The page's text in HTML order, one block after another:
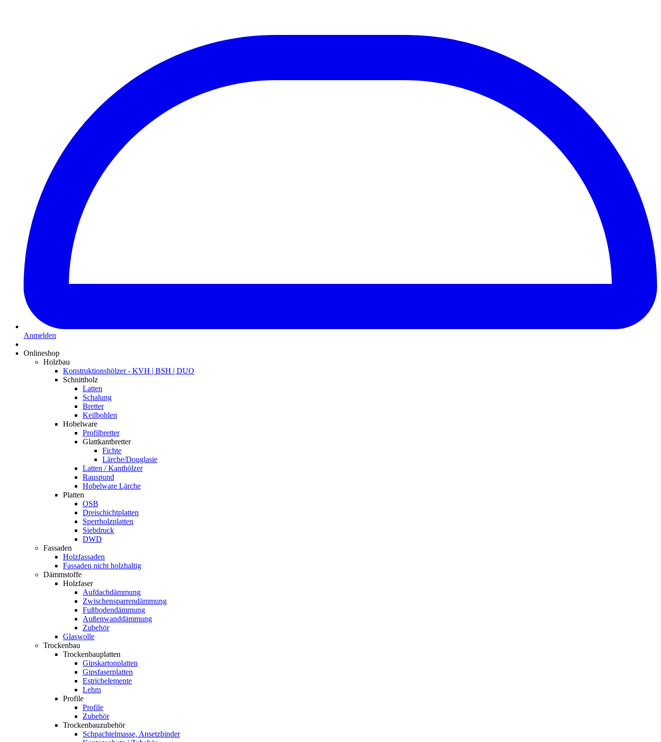
Anmelden
Onlineshop
Holzbau
Konstruktionshölzer - KVH | BSH | DUO
Schnittholz
Latten
Schalung
Bretter
Keilbohlen
Hobelware
Profilbretter
Glattkantbretter
Fichte
Lärche/Douglasie
Latten / Kanthölzer
Rauspund
Hobelware Lärche
Platten
OSB
Dreischichtplatten
Sperrholzplatten
Siebdruck
DWD
Fassaden
Holzfassaden
Fassaden nicht holzhaltig
Dämmstoffe
Holzfaser
Aufdachdämmung
Zwischensparrendämmung
Fußbodendämmung
Außenwanddämmung
Zubehör
Glaswolle
Trockenbau
Trockenbauplatten
Gipskartonplatten
Gipsfaserplatten
Estrichelemente
Lehm
Profile
Profile
Zubehör
Trockenbauzubehör
Schpachtelmasse, Ansetzbinder